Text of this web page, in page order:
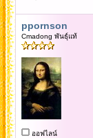
ppornson
Cmadong พันธุ์แท้
ออฟไลน์